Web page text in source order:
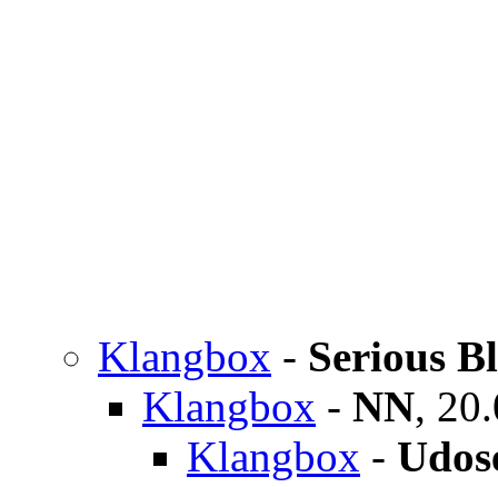
Klangbox - Serious
Klangbox - NN,
Klangbox -